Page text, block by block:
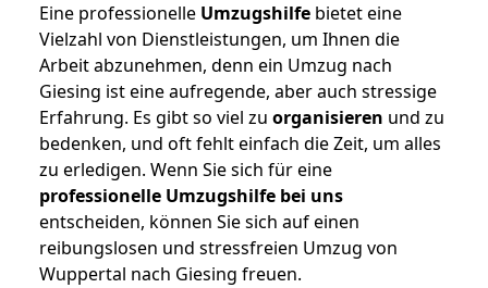
Eine professionelle Umzugshilfe bietet eine
Vielzahl von Dienstleistungen, um Ihnen die
Arbeit abzunehmen, denn ein Umzug nach
Giesing ist eine aufregende, aber auch stressige
Erfahrung. Es gibt so viel zu organisieren und zu
bedenken, und oft fehlt einfach die Zeit, um alles
zu erledigen. Wenn Sie sich für eine
professionelle Umzugshilfe bei uns
entscheiden, können Sie sich auf einen
reibungslosen und stressfreien Umzug von
Wuppertal nach Giesing freuen.